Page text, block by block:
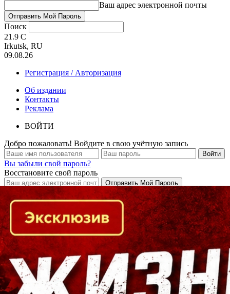
Ваш адрес электронной почты
Поиск
21.9 C
Irkutsk, RU
09.08.26
Регистрация / Авторизация
Об издании
Контакты
Реклама
ВОЙТИ
Добро пожаловать! Войдите в свою учётную запись
Вы забыли свой пароль?
Восстановите свой пароль
Кто есть кто в Байкальском регионе